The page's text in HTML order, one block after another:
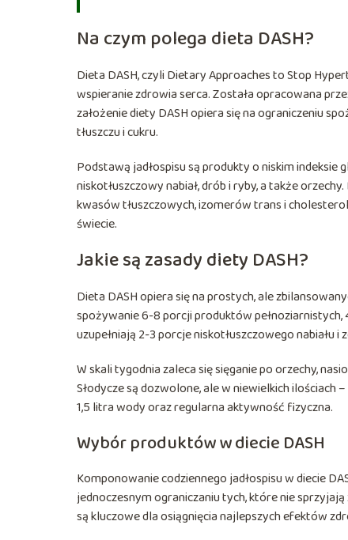
Na czym polega dieta DASH?
Dieta DASH, czyli Dietary Approaches to Stop
wspieranie zdrowia serca. Została opracowana
założenie diety DASH opiera się na ograniczeniu
tłuszczu i cukru.
Podstawą jadłospisu są produkty o niskim
niskotłuszczowy nabiał, drób i ryby, a także
kwasów tłuszczowych, izomerów trans i
świecie.
Jakie są zasady diety DASH?
Dieta DASH opiera się na prostych, ale
spożywanie 6-8 porcji produktów
uzupełniają 2-3 porcje niskotłuszczowego nabiału
W skali tygodnia zaleca się sięganie po orzechy,
Słodycze są dozwolone, ale w niewielkich
1,5 litra wody oraz regularna aktywność fizyczna.
Wybór produktów w diecie DASH
Komponowanie codziennego jadłospisu w diecie
jednoczesnym ograniczaniu tych, które nie
są kluczowe dla osiągnięcia najlepszych efektów